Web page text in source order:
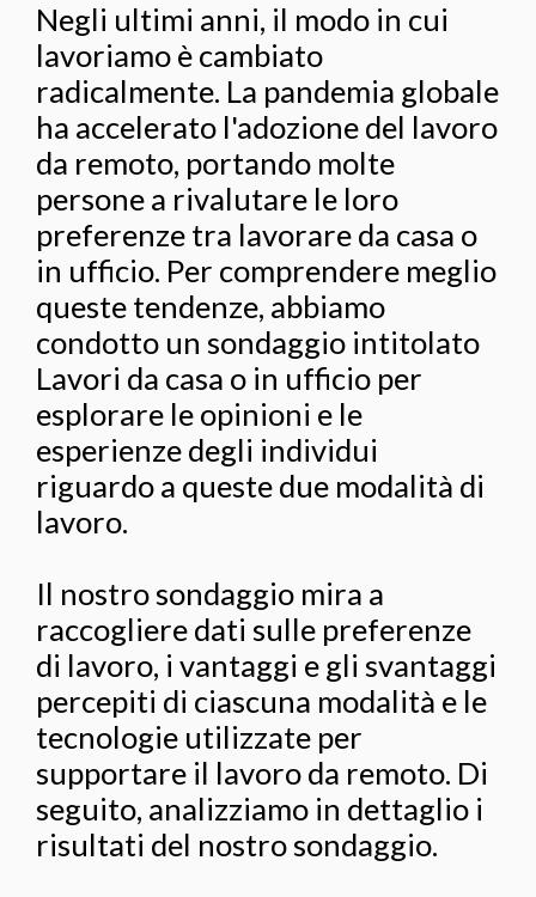
Negli ultimi anni, il modo in cui
lavoriamo è cambiato
radicalmente. La pandemia globale
ha accelerato l'adozione del lavoro
da remoto, portando molte
persone a rivalutare le loro
preferenze tra lavorare da casa o
in ufficio. Per comprendere meglio
queste tendenze, abbiamo
condotto un sondaggio intitolato
Lavori da casa o in ufficio per
esplorare le opinioni e le
esperienze degli individui
riguardo a queste due modalità di
lavoro.
Il nostro sondaggio mira a
raccogliere dati sulle preferenze
di lavoro, i vantaggi e gli svantaggi
percepiti di ciascuna modalità e le
tecnologie utilizzate per
supportare il lavoro da remoto. Di
seguito, analizziamo in dettaglio i
risultati del nostro sondaggio.